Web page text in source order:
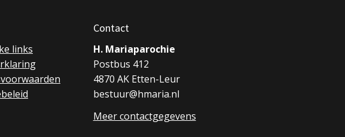
links
Contact
H. Mariaparochie
Postbus 412
4870 AK Etten-Leur
bestuur@hmaria.nl
Meer contactgegevens